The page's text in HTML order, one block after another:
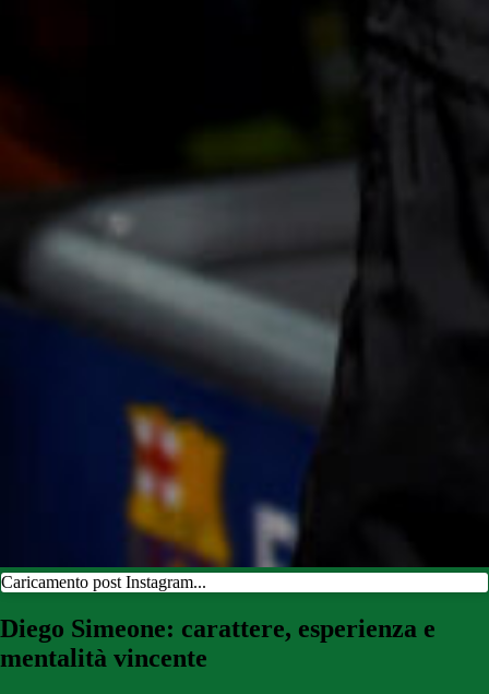
Caricamento post Instagram...
Diego Simeone: carattere, esperienza e
mentalità vincente